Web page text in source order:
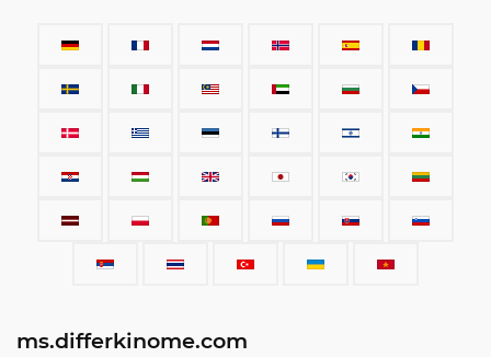
ms.differkinome.com